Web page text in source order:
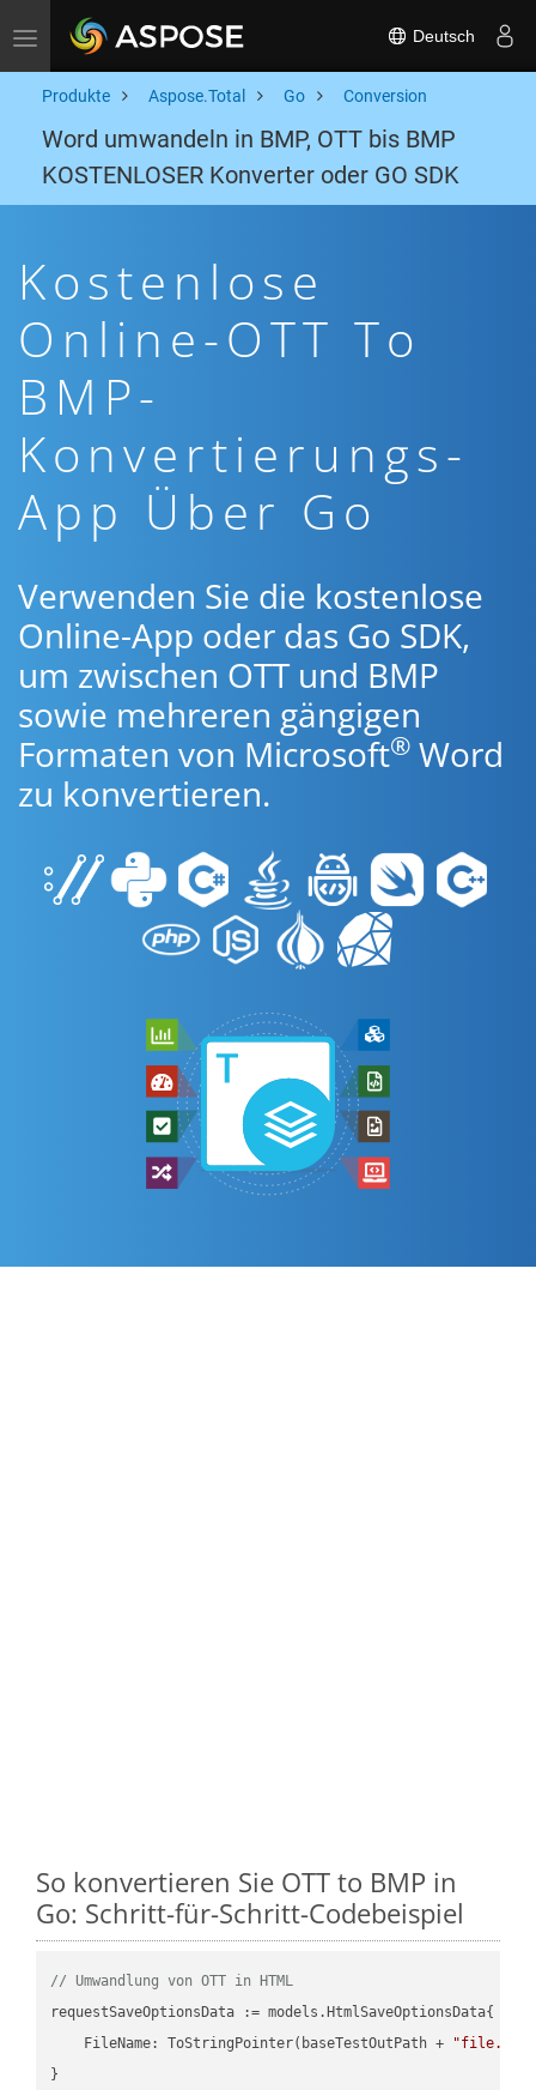
Toggle navigation Deutsch
Produkte Aspose.Total Go Conversion
Word umwandeln in BMP, OTT bis BMP
KOSTENLOSER Konverter oder GO SDK
Kostenlose
Online-OTT To
BMP-
Konvertierungs-
App Über Go
Verwenden Sie die kostenlose
Online-App oder das Go SDK,
um zwischen OTT und BMP
sowie mehreren gängigen
Formaten von Microsoft® Word
zu konvertieren.
So konvertieren Sie OTT to BMP in
Go: Schritt-für-Schritt-Codebeispiel
// Umwandlung von OTT in HTML
requestSaveOptionsData := models.HtmlSaveOptionsData{
    FileName: ToStringPointer(baseTestOutPath +
"file.OTT"
}